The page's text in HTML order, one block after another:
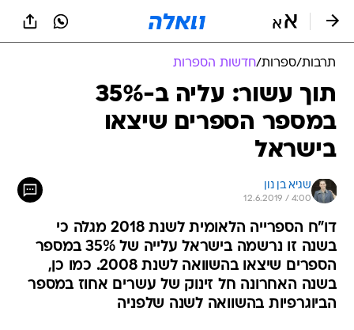
תרבות/ספרות/חדשות הספרות
תוך עשור: עליה ב-35%
במספר הספרים שיצאו
בישראל
שגיא בן נון
12.6.2019 / 4:00
דו"ח הספרייה הלאומית לשנת 2018 מגלה כי
בשנה זו נרשמה בישראל עלייה של 35% במספר
הספרים שיצאו בהשוואה לשנת 2008. כמו כן,
בשנה האחרונה חל זינוק של עשרים אחוז במספר
הביוגרפיות בהשוואה לשנה שלפניה